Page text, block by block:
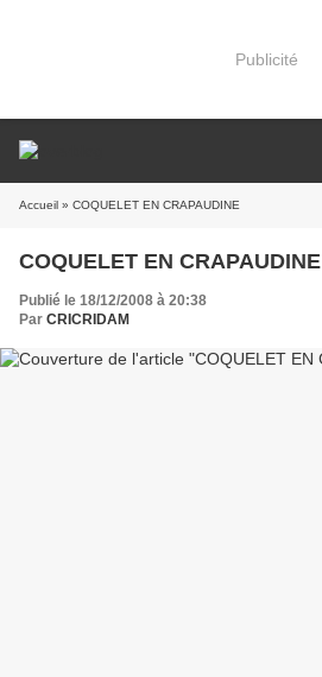
Publicité
Accueil » COQUELET EN CRAPAUDINE
COQUELET EN CRAPAUDINE
Publié le 18/12/2008 à 20:38
Par CRICRIDAM